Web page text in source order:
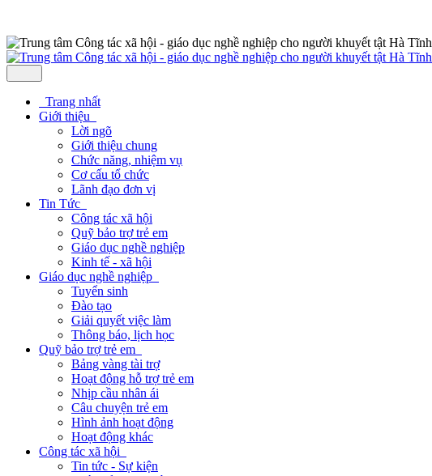
Trang nhất
Giới thiệu
Lời ngõ
Giới thiệu chung
Chức năng, nhiệm vụ
Cơ cấu tổ chức
Lãnh đạo đơn vị
Tin Tức
Công tác xã hội
Quỹ bảo trợ trẻ em
Giáo dục nghề nghiệp
Kinh tế - xã hội
Giáo dục nghề nghiệp
Tuyển sinh
Đào tạo
Giải quyết việc làm
Thông báo, lịch học
Quỹ bảo trợ trẻ em
Bảng vàng tài trợ
Hoạt động hỗ trợ trẻ em
Nhịp cầu nhân ái
Câu chuyện trẻ em
Hình ảnh hoạt động
Hoạt động khác
Công tác xã hội
Tin tức - Sự kiện